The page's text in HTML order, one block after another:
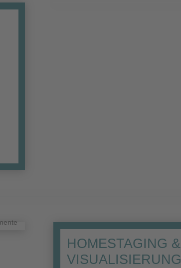
HOMESTAGING &
VISUALISIERUNG